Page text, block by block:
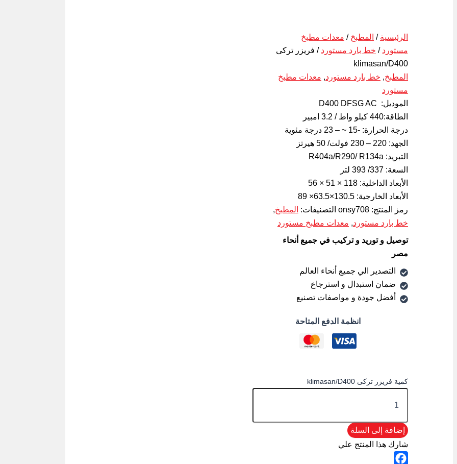
الرئيسية / المطبخ / معدات مطبخ
مستورد / خط بارد مستورد / فريزر تركى
klimasan/D400
المطبخ, خط بارد مستورد, معدات مطبخ
مستورد
الموديل: D400 DFSG AC
الطاقة:440 كيلو واط / 3.2 امبير
درجة الحرارة: -15 ~ – 23 درجة مئوية
الجهد: 220 – 230 فولت/ 50 هيرتز
التبريد: R404a/R290/ R134a
السعة: 337/ 393 لتر
الأبعاد الداخلية: 118 × 51 × 56
الأبعاد الخارجية: 130.5×63.5× 89
رمز المنتج: onsy708 التصنيفات: المطبخ,
خط بارد مستورد, معدات مطبخ مستورد
توصيل و توريد و تركيب في جميع أنحاء
مصر
التصدير الي جميع أنحاء العالم
ضمان استبدال و استرجاع
أفضل جودة و مواصفات تصنيع
انظمة الدفع المتاحة
كمية فريزر تركى klimasan/D400
إضافة إلى السلة
شارك هذا المنتج علي